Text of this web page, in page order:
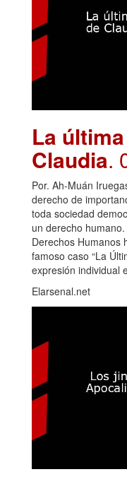
La
Claudia.
Por. Ah-Muán
derecho de
toda sociedad
un derecho
Derechos Humanos
famoso caso “La
expresión individual
Elarsenal.net